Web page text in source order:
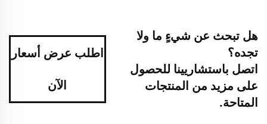
هل تبحث عن شيءٍ ما ولا
تجده؟
اتصل باستشاريينا للحصول
على مزيد من المنتجات
المتاحة.
اطلب عرض أسعار
الآن